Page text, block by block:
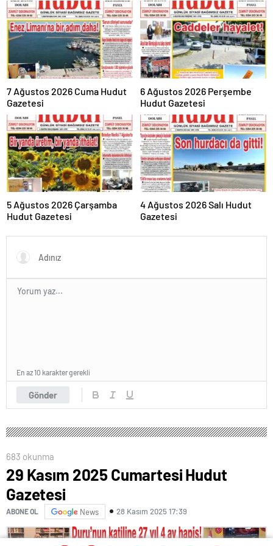
7 Ağustos 2026 Cuma Hudut
Gazetesi
6 Ağustos 2026 Perşembe
Hudut Gazetesi
5 Ağustos 2026 Çarşamba
Hudut Gazetesi
4 Ağustos 2026 Salı Hudut
Gazetesi
Gönder
En az 10 karakter gerekli
683 okunma
29 Kasım 2025 Cumartesi Hudut
Gazetesi
ABONE OL News 28 Kasım 2025 17:39